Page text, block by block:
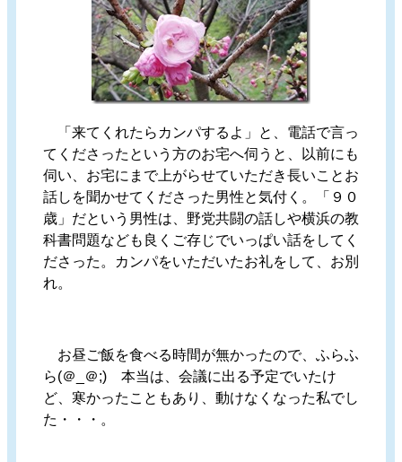
「来てくれたらカンパするよ」と、電話で言っ
てくださったという方のお宅へ伺うと、以前にも
伺い、お宅にまで上がらせていただき長いことお
話しを聞かせてくださった男性と気付く。「９０
歳」だという男性は、野党共闘の話しや横浜の教
科書問題なども良くご存じでいっぱい話をしてく
ださった。カンパをいただいたお礼をして、お別
れ。
お昼ご飯を食べる時間が無かったので、ふらふ
ら(＠_＠;) 本当は、会議に出る予定でいたけ
ど、寒かったこともあり、動けなくなった私でし
た・・・。